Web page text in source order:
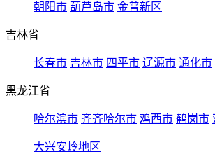
朝阳市 葫芦岛市 金普新区
吉林省
长春市 吉林市 四平市 辽源市 通化市
黑龙江省
哈尔滨市 齐齐哈尔市 鸡西市 鹤岗市
大兴安岭地区